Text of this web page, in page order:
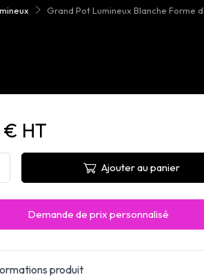
Grand Pot Lumineux Blanche Forme
€ HT
Ajouter au panier
Demande de prix personnalisé
produit